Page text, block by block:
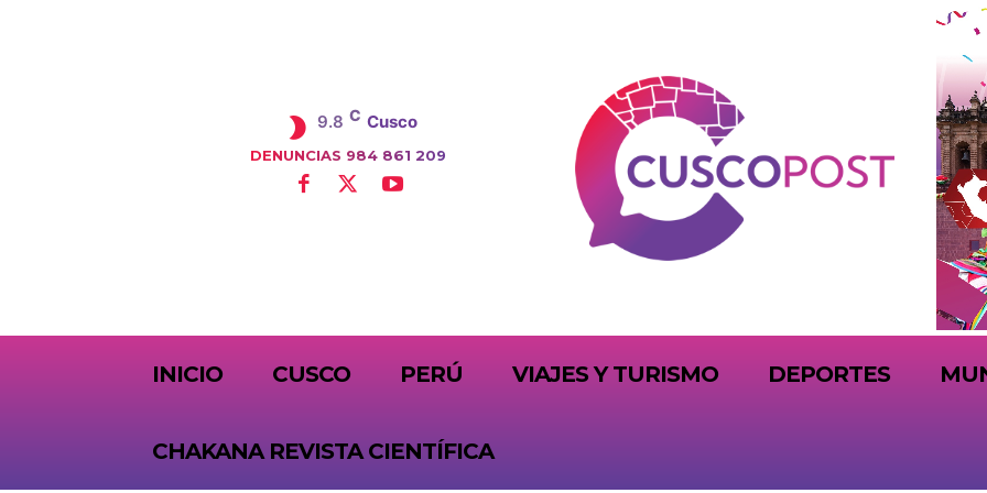
9.8 C Cusco
DENUNCIAS 984 861 209
INICIO CUSCO PERÚ VIAJES Y TURISMO DEPORTES
CHAKANA REVISTA CIENTÍFICA